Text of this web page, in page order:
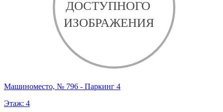
Машиноместо, № 796 - Паркинг 4
Этаж: 4